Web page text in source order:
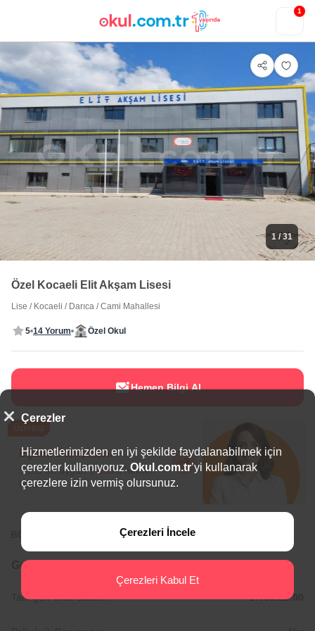
1
1/ 31
Özel Kocaeli Elit Akşam Lisesi
Lise / Kocaeli / Darıca /Cami Mahallesi
5 14 Yorum Özel Okul
Hemen Bilgi Al
Eğitim Danışmanı
Sana en uygun5 okuluhemen
bulalım.
BÖLGEDE ÖNE ÇIKAN OKULLAR
Genel Bilgiler
Tam gün Okul Saatleri: 17:30/22:00
Çerezler
Hizmetlerimizden en iyi şekilde faydalanabilmek için
çerezler kullanıyoruz. Okul.com.tr’yi kullanarak
çerezlere izin vermiş olursunuz.
Çerezleri İncele
Çerezleri Kabul Et